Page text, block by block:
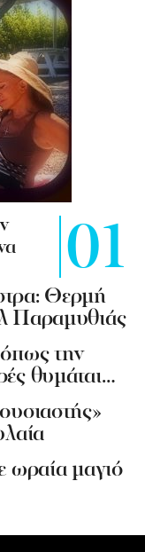
Θερμή
Παραμυθιάς
την
θυμάται…
ωραία μαγιό